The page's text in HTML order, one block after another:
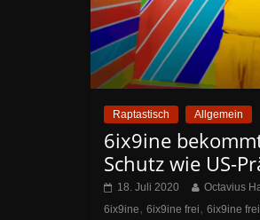
Raptastisch Allgemein
6ix9ine
Schutz wie US-
18. Juli 2020 Octavius
6ix9ine, 6ix9ine frei, 6ix9ine